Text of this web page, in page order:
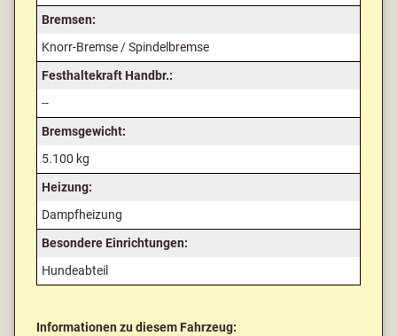
Bremsen:
Knorr-Bremse / Spindelbremse
Festhaltekraft Handbr.:
--
Bremsgewicht:
5.100 kg
Heizung:
Dampfheizung
Besondere Einrichtungen:
Hundeabteil
Informationen zu diesem Fahrzeug: